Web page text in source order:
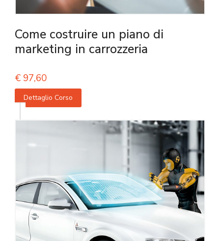
Come costruire un piano di
marketing in carrozzeria
€ 97,60
Dettaglio Corso